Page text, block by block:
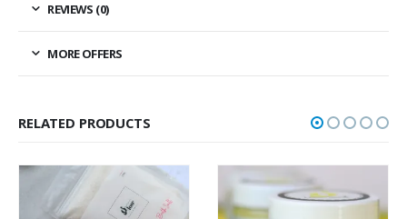
REVIEWS (0)
MORE OFFERS
RELATED PRODUCTS